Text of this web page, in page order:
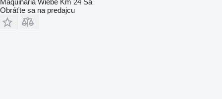
Maquinaria Wiebe Km 24 Sa
Obráťte sa na predajcu